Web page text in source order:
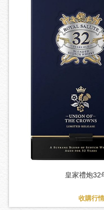
皇家禮炮32
收購行